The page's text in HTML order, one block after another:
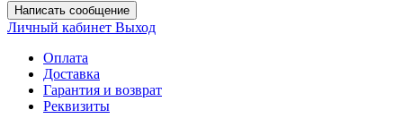
Написать сообщение
Личный кабинет Выход
Оплата
Доставка
Гарантия и возврат
Реквизиты